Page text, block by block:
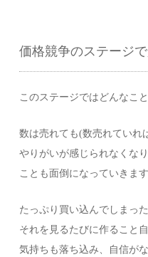
価格競争のステージ
このステージではどんなこ
数は売れても(数売れていれ
やりがいが感じられなくな
ことも面倒になっていきます
たっぷり買い込んでしまっ
それを見るたびに作ること
気持ちも落ち込み、自信が